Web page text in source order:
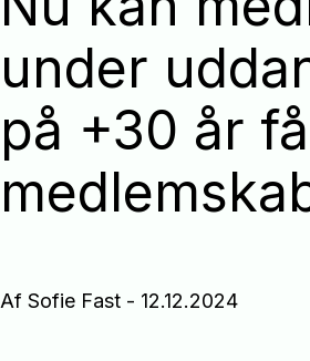
under
på +30 år
Af Sofie Fast - 12.12.2024